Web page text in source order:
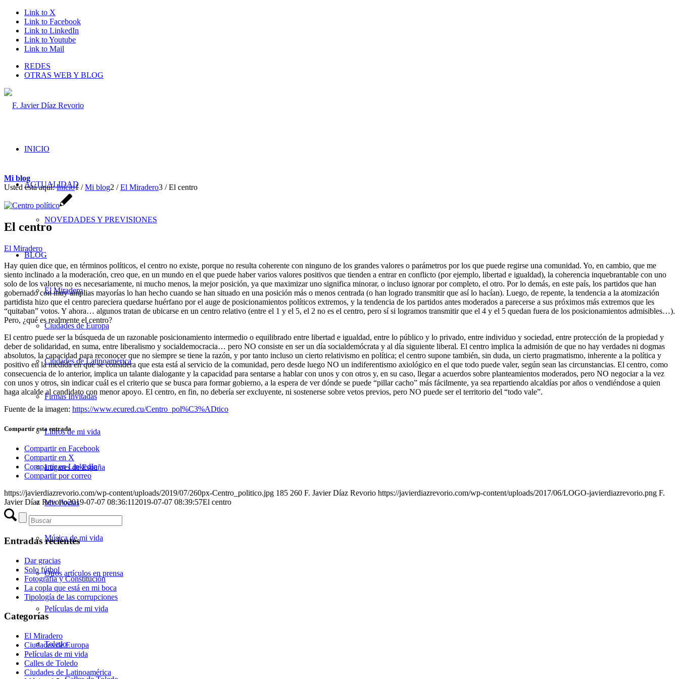
Link to X
Link to Facebook
Link to LinkedIn
Link to Youtube
Link to Mail
REDES
OTRAS WEB Y BLOG
INICIO
ACTUALIDAD
NOVEDADES Y PREVISIONES
BLOG
El Miradero
Ciudades de Europa
Ciudades de Latinoamérica
Firmas Invitadas
Libros de mi vida
Lugares de España
Mis Poetas
Música de mi vida
Otros artículos en prensa
Películas de mi vida
Toledo
Mi blog
Usted está aquí: Inicio1 / Mi blog2 / El Miradero3 / El centro
El centro
El Miradero
Hay quien dice que, en términos políticos, el centro no existe, porque no resulta coherente con ninguno de los grandes valores o parámetros por los que puede regirse una comunidad. Yo, en cambio, que me
siento inclinado a la moderación, creo que, en un mundo en el que puede haber varios valores positivos que tienden a entrar en conflicto (por ejemplo, libertad e igualdad), la coherencia inquebrantable con uno
solo de los valores no es necesariamente, ni mucho menos, la mejor posición, ya que maximizar uno significa minorar, o incluso ignorar por completo, el otro. Por lo demás, en este país, los partidos que han
gobernado con muy amplias mayorías lo han hecho cuando se han situado en una posición más o menos centrada (o han logrado transmitir que así lo hacían). Luego, de repente, la tendencia a la atomización
partidista hizo que el centro pareciera quedarse huérfano por el auge de posicionamientos políticos extremos, y la tendencia de los partidos antes moderados a parecerse a sus próximos más extremos que les
“quitaban” votos. Y ahora… algunos tratan de ubicarse en un centro relativo (entre el 1 y el 5, el 2 no es el centro, pero sí si logramos transmitir que el 4 y el 5 quedan fuera de los posicionamientos admisibles…).
Pero, ¿qué es realmente el centro?
El centro puede ser la búsqueda de un razonable posicionamiento intermedio o equilibrado entre libertad e igualdad, entre lo público y lo privado, entre individuo y sociedad, entre protección de la propiedad y
deber de solidaridad, en suma, entre liberalismo y socialdemocracia… pero NO consiste en ser un día socialdemócrata y al día siguiente liberal. El centro implica la admisión de que no hay verdades ni dogmas
absolutos, la capacidad para reconocer que no siempre se tiene la razón, y por tanto incluso un cierto relativismo en política; el centro supone también, sin duda, un cierto pragmatismo, inherente a la política y
positivo en la medida en que se considera que esta está al servicio de la comunidad, pero desde luego NO un indiferentismo axiológico en el que todo puede valer, según sean las circunstancias. El centro, como
consecuencia de lo anterior, implica un talante dialogante y la capacidad para sentarse a hablar con unos y con otros y, en su caso, llegar a acuerdos sobre planteamientos moderados, pero NO negociar a la vez
con unos y otros, sin indicar cuál es el criterio que se busca para formar gobierno, a la espera de ver dónde se puede “pillar cacho” más fácilmente, ya sea repartiendo alcaldías por años o vendiéndose a quien
haga alcalde al candidato con menor apoyo. El centro, en fin, no debería ser excluyente, ni sostenerse sobre vetos previos, pero NO puede ser el territorio del “todo vale”.
Fuente de la imagen: https://www.ecured.cu/Centro_pol%C3%ADtico
Compartir esta entrada
Compartir en Facebook
Compartir en X
Compartir en LinkedIn
Compartir por correo
https://javierdiazrevorio.com/wp-content/uploads/2019/07/260px-Centro_politico.jpg 185 260 F. Javier Díaz Revorio https://javierdiazrevorio.com/wp-content/uploads/2017/06/LOGO-javierdiazrevorio.png F.
Javier Díaz Revorio2019-07-07 08:36:11 2019-07-07 08:39:57El centro
Entradas recientes
Dar gracias
Solo fútbol
Fotografía y Constitución
La copla que está en mi boca
Tipología de las corrupciones
Categorías
El Miradero
Ciudades de Europa
Películas de mi vida
Calles de Toledo
Ciudades de Latinoamérica